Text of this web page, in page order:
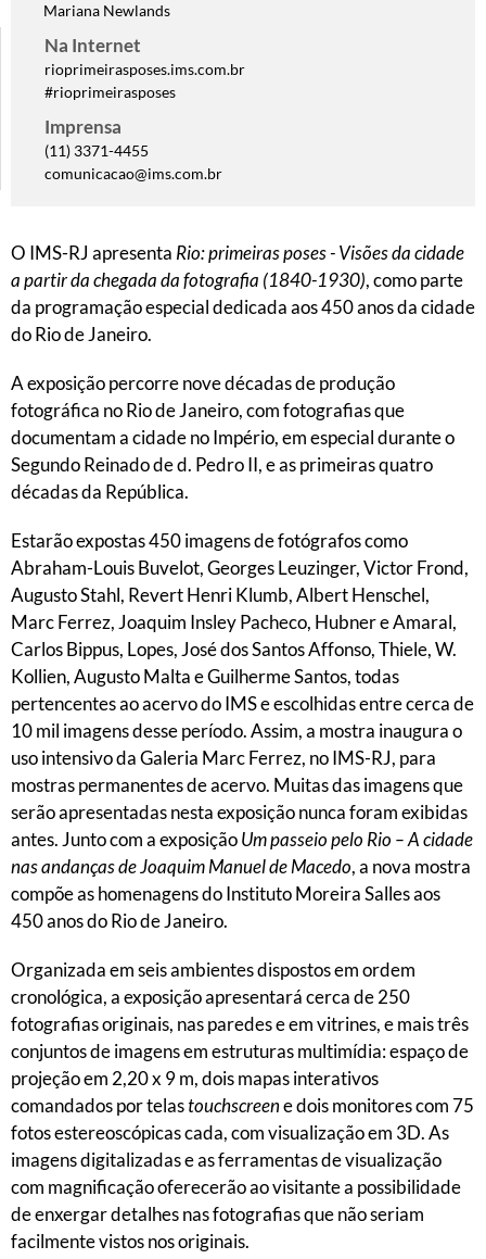
Mariana Newlands
Na Internet
rioprimeirasposes.ims.com.br
#rioprimeirasposes
Imprensa
(11) 3371-4455
comunicacao@ims.com.br
O IMS-RJ apresenta Rio: primeiras poses - Visões da cidade
a partir da chegada da fotografia (1840-1930), como parte
da programação especial dedicada aos 450 anos da cidade
do Rio de Janeiro.
A exposição percorre nove décadas de produção
fotográfica no Rio de Janeiro, com fotografias que
documentam a cidade no Império, em especial durante o
Segundo Reinado de d. Pedro II, e as primeiras quatro
décadas da República.
Estarão expostas 450 imagens de fotógrafos como
Abraham-Louis Buvelot, Georges Leuzinger, Victor Frond,
Augusto Stahl, Revert Henri Klumb, Albert Henschel,
Marc Ferrez, Joaquim Insley Pacheco, Hubner e Amaral,
Carlos Bippus, Lopes, José dos Santos Affonso, Thiele, W.
Kollien, Augusto Malta e Guilherme Santos, todas
pertencentes ao acervo do IMS e escolhidas entre cerca de
10 mil imagens desse período. Assim, a mostra inaugura o
uso intensivo da Galeria Marc Ferrez, no IMS-RJ, para
mostras permanentes de acervo. Muitas das imagens que
serão apresentadas nesta exposição nunca foram exibidas
antes. Junto com a exposiçãoUm passeio pelo Rio – A cidade
nas andanças de Joaquim Manuel de Macedo, a nova mostra
compõe as homenagens do Instituto Moreira Salles aos
450 anos do Rio de Janeiro.
Organizada em seis ambientes dispostos em ordem
cronológica, a exposição apresentará cerca de 250
fotografias originais, nas paredes e em vitrines, e mais três
conjuntos de imagens em estruturas multimídia: espaço de
projeção em 2,20 x 9 m, dois mapas interativos
comandados por telastouchscreene dois monitores com 75
fotos estereoscópicas cada, com visualização em 3D. As
imagens digitalizadas e as ferramentas de visualização
com magnificação oferecerão ao visitante a possibilidade
de enxergar detalhes nas fotografias que não seriam
facilmente vistos nos originais.